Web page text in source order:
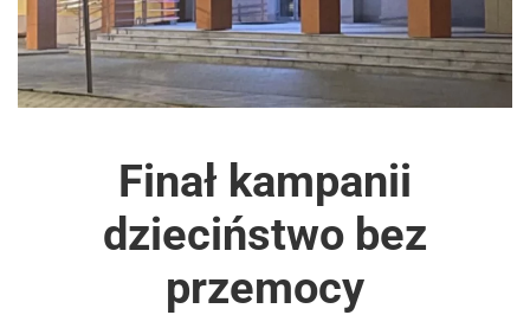
Finał kampanii
dzieciństwo bez
przemocy